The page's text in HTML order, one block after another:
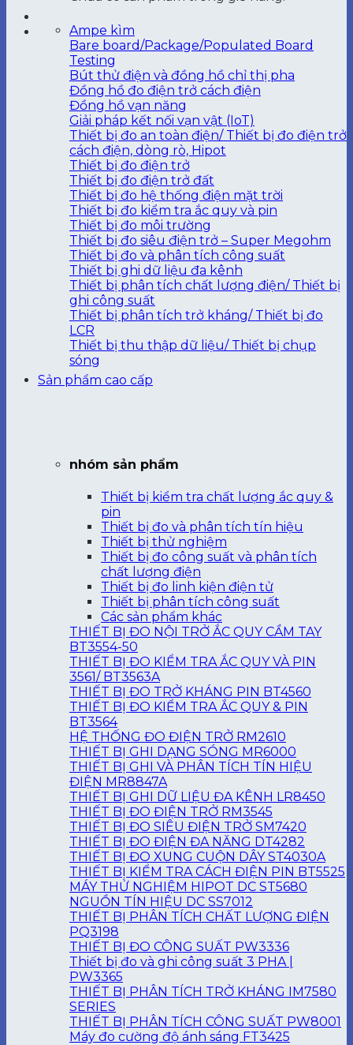
Ampe kìm
Bare board/Package/Populated Board
Testing
Bút thử điện và đồng hồ chỉ thị pha
Đồng hồ đo điện trở cách điện
Đồng hồ vạn năng
Giải pháp kết nối vạn vật (IoT)
Thiết bị đo an toàn điện/ Thiết bị đo điện trở
cách điện, dòng rò, Hipot
Thiết bị đo điện trở
Thiết bị đo điện trở đất
Thiết bị đo hệ thống điện mặt trời
Thiết bị đo kiểm tra ắc quy và pin
Thiết bị đo môi trường
Thiết bị đo siêu điện trở – Super Megohm
Thiết bị đo và phân tích công suất
Thiết bị ghi dữ liệu đa kênh
Thiết bị phân tích chất lượng điện/ Thiết bị
ghi công suất
Thiết bị phân tích trở kháng/ Thiết bị đo
LCR
Thiết bị thu thập dữ liệu/ Thiết bị chụp
sóng
Sản phẩm cao cấp
nhóm sản phẩm
Thiết bị kiểm tra chất lượng ắc quy &
pin
Thiết bị đo và phân tích tín hiệu
Thiết bị thử nghiệm
Thiết bị đo công suất và phân tích
chất lượng điện
Thiết bị đo linh kiện điện tử
Thiết bị phân tích công suất
Các sản phẩm khác
THIẾT BỊ ĐO NỘI TRỞ ẮC QUY CẦM TAY
BT3554-50
THIẾT BỊ ĐO KIỂM TRA ẮC QUY VÀ PIN
3561/ BT3563A
THIẾT BỊ ĐO TRỞ KHÁNG PIN BT4560
THIẾT BỊ ĐO KIỂM TRA ẮC QUY & PIN
BT3564
HỆ THỐNG ĐO ĐIỆN TRỞ RM2610
THIẾT BỊ GHI DẠNG SÓNG MR6000
THIẾT BỊ GHI VÀ PHÂN TÍCH TÍN HIỆU
ĐIỆN MR8847A
THIẾT BỊ GHI DỮ LIỆU ĐA KÊNH LR8450
THIẾT BỊ ĐO ĐIỆN TRỞ RM3545
THIẾT BỊ ĐO SIÊU ĐIỆN TRỞ SM7420
THIẾT BỊ ĐO ĐIỆN ĐA NĂNG DT4282
THIẾT BỊ ĐO XUNG CUỘN DÂY ST4030A
THIẾT BỊ KIỂM TRA CÁCH ĐIỆN PIN BT5525
MÁY THỬ NGHIỆM HIPOT DC ST5680
NGUỒN TÍN HIỆU DC SS7012
THIẾT BỊ PHÂN TÍCH CHẤT LƯỢNG ĐIỆN
PQ3198
THIẾT BỊ ĐO CÔNG SUẤT PW3336
Thiết bị đo và ghi công suất 3 PHA |
PW3365
THIẾT BỊ PHÂN TÍCH TRỞ KHÁNG IM7580
SERIES
THIẾT BỊ PHÂN TÍCH CÔNG SUẤT PW8001
Máy đo cường độ ánh sáng FT3425